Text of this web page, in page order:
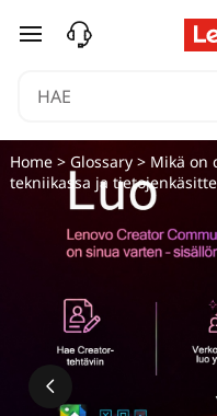
siirry pääsisältöön
Home> Glossary> Mikä on
tekniikassa ja